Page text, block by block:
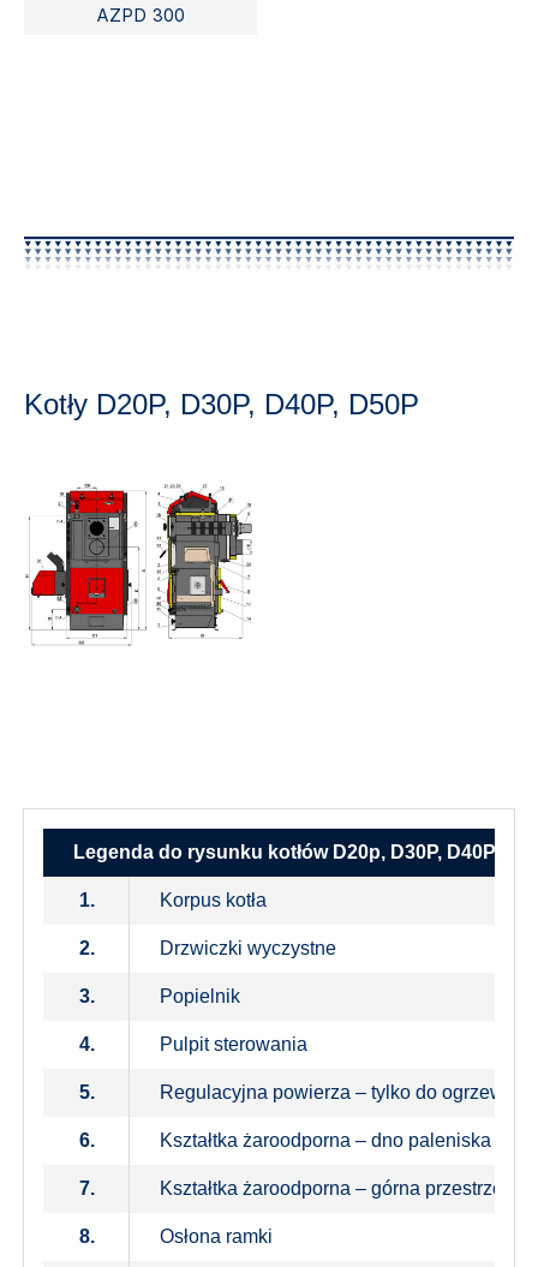
AZPD 300
Kotły D20P, D30P, D40P, D50P
Legenda do rysunku kotłów D20p, D30P, D40P,
1. Korpus kotła
2. Drzwiczki wyczystne
3. Popielnik
4. Pulpit sterowania
5. Regulacyjna powierza – tylko do
6. Kształtka żaroodporna – dno paleniska
7. Kształtka żaroodporna – górna przestrzeń
8. Osłona ramki